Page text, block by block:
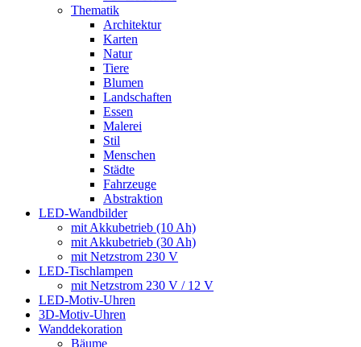
Thematik
Architektur
Karten
Natur
Tiere
Blumen
Landschaften
Essen
Malerei
Stil
Menschen
Städte
Fahrzeuge
Abstraktion
LED-Wandbilder
mit Akkubetrieb (10 Ah)
mit Akkubetrieb (30 Ah)
mit Netzstrom 230 V
LED-Tischlampen
mit Netzstrom 230 V / 12 V
LED-Motiv-Uhren
3D-Motiv-Uhren
Wanddekoration
Bäume